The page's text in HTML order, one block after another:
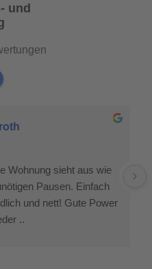
und
Wohnung sieht aus wie
Pausen. Einfach
und nett! Gute Power
..